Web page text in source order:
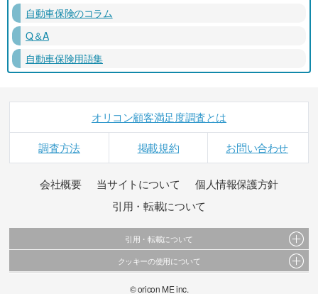
自動車保険のコラム
Q＆A
自動車保険用語集
オリコン顧客満足度調査とは
調査方法 掲載規約 お問い合わせ
会社概要 当サイトについて
個人情報保護方針
引用・転載について
引用・転載について
当サイトで公開されている情報（文字、写真、イラスト、画像データ等）及びこれらの配
これらの情報を権利者の許可なく無断転載・複製などの二次利用を行うことは固く禁じてお
クッキーの使用について
このサイトでは Cookie を使用して、ユーザーに合わせたコンテンツや広告の表示、ソーシャ
© oricon ME inc.